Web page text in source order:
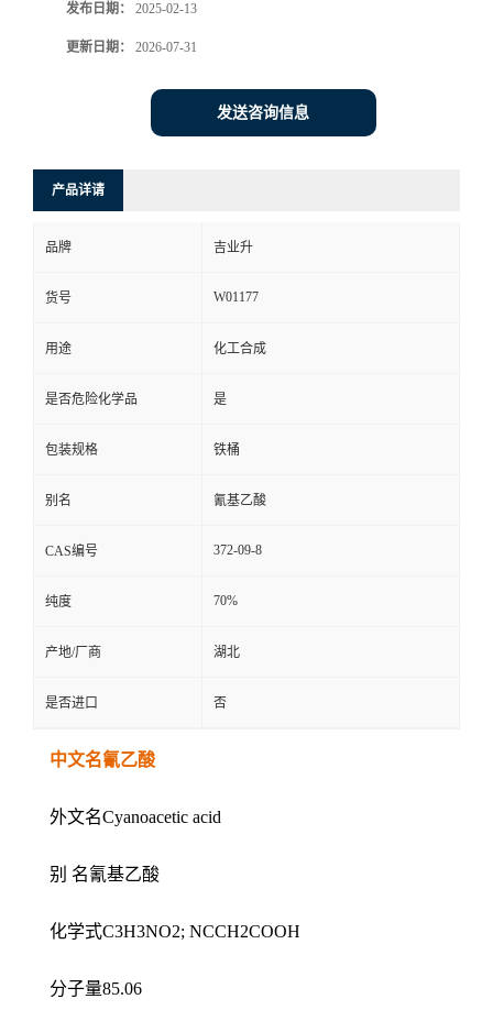
发布日期： 2025-02-13
更新日期： 2026-07-31
发送咨询信息
产品详请
品牌 吉业升
货号 W01177
用途 化工合成
是否危险化学品 是
包装规格 铁桶
别名 氰基乙酸
CAS编号 372-09-8
纯度 70%
产地/厂商 湖北
是否进口 否
中文名氰乙酸
外文名Cyanoacetic acid
别 名氰基乙酸
化学式C3H3NO2; NCCH2COOH
分子量85.06